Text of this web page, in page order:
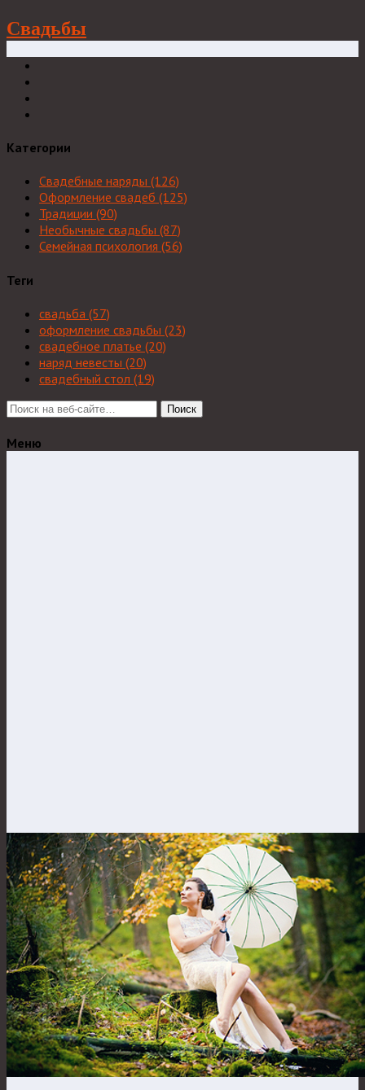
Свадьбы
Категории
Свадебные наряды (126)
Оформление свадеб (125)
Традиции (90)
Необычные свадьбы (87)
Семейная психология (56)
Теги
свадьба (57)
оформление свадьбы (23)
свадебное платье (20)
наряд невесты (20)
свадебный стол (19)
Поиск
Меню